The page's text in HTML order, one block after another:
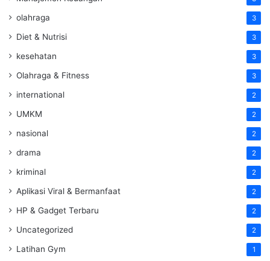
olahraga 3
Diet & Nutrisi 3
kesehatan 3
Olahraga & Fitness 3
international 2
UMKM 2
nasional 2
drama 2
kriminal 2
Aplikasi Viral & Bermanfaat 2
HP & Gadget Terbaru 2
Uncategorized 2
Latihan Gym 1